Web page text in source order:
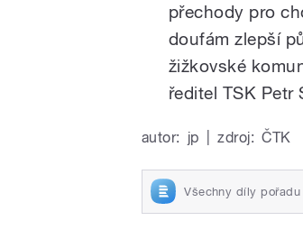
přechody pro
doufám zlepší
žižkovské
ředitel TSK Petr
autor: jp zdroj: ČTK
Všechny díly pořadu